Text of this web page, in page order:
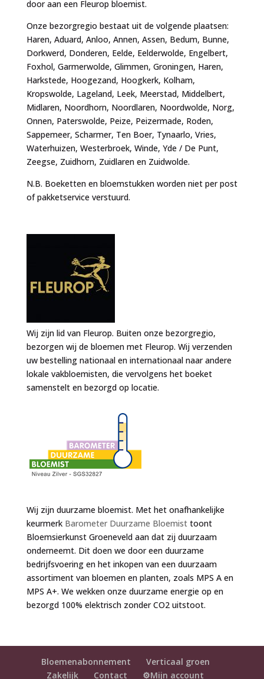
door aan een Fleurop bloemist.
Onze bezorgregio bestaat uit de volgende plaatsen:
Haren, Aduard, Anloo, Annen, Assen, Bedum, Bunne,
Dorkwerd, Donderen, Eelde, Eelderwolde, Engelbert,
Foxhol, Garmerwolde, Glimmen, Groningen, Haren,
Harkstede, Hoogezand, Hoogkerk, Kolham,
Kropswolde, Lageland, Leek, Meerstad, Middelbert,
Midlaren, Noordhorn, Noordlaren, Noordwolde, Norg,
Onnen, Paterswolde, Peize, Peizermade, Roden,
Sappemeer, Scharmer, Ten Boer, Tynaarlo, Vries,
Waterhuizen, Westerbroek, Winde, Yde / De Punt,
Zeegse, Zuidhorn, Zuidlaren en Zuidwolde.
N.B. Boeketten en bloemstukken worden niet per post
of pakketservice verstuurd.
Wij zijn lid van Fleurop. Buiten onze bezorgregio,
bezorgen wij de bloemen met Fleurop. Wij verzenden
uw bestelling nationaal en internationaal naar andere
lokale vakbloemisten, die vervolgens het boeket
samenstelt en bezorgd op locatie.
Wij zijn duurzame bloemist. Met het onafhankelijke
keurmerk Barometer Duurzame Bloemisttoont
Bloemsierkunst Groeneveld aan dat zij duurzaam
onderneemt. Dit doen we door een duurzame
bedrijfsvoering en het inkopen van een duurzaam
assortiment van bloemen en planten, zoals MPS A en
MPS A+. We wekken onze duurzame energie op en
bezorgd 100% elektrisch zonder CO2 uitstoot.
Bloemenabonnement
Verticaal groen
Zakelijk
Contact ⚙️Mijn account